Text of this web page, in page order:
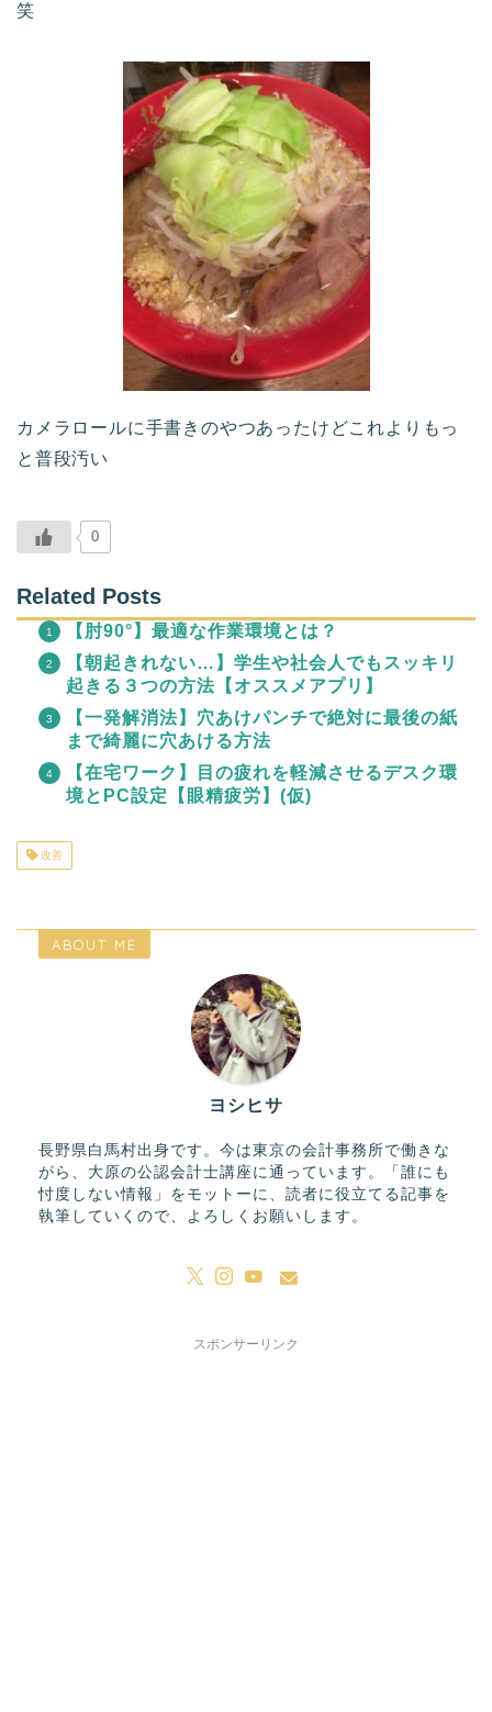
笑
カメラロールに手書きのやつあったけどこれよりもっ
と普段汚い
0
Related Posts
【肘90°】最適な作業環境とは？
【朝起きれない…】学生や社会人でもスッキリ
起きる３つの方法【オススメアプリ】
【一発解消法】穴あけパンチで絶対に最後の紙
まで綺麗に穴あける方法
【在宅ワーク】目の疲れを軽減させるデスク環
境とPC設定【眼精疲労】(仮)
改善
ABOUT ME
ヨシヒサ
長野県白馬村出身です。今は東京の会計事務所で働きな
がら、大原の公認会計士講座に通っています。「誰にも
忖度しない情報」をモットーに、読者に役立てる記事を
執筆していくので、よろしくお願いします。
スポンサーリンク